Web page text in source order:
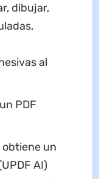
dibujar,
al
PDF
obtiene un
AI)